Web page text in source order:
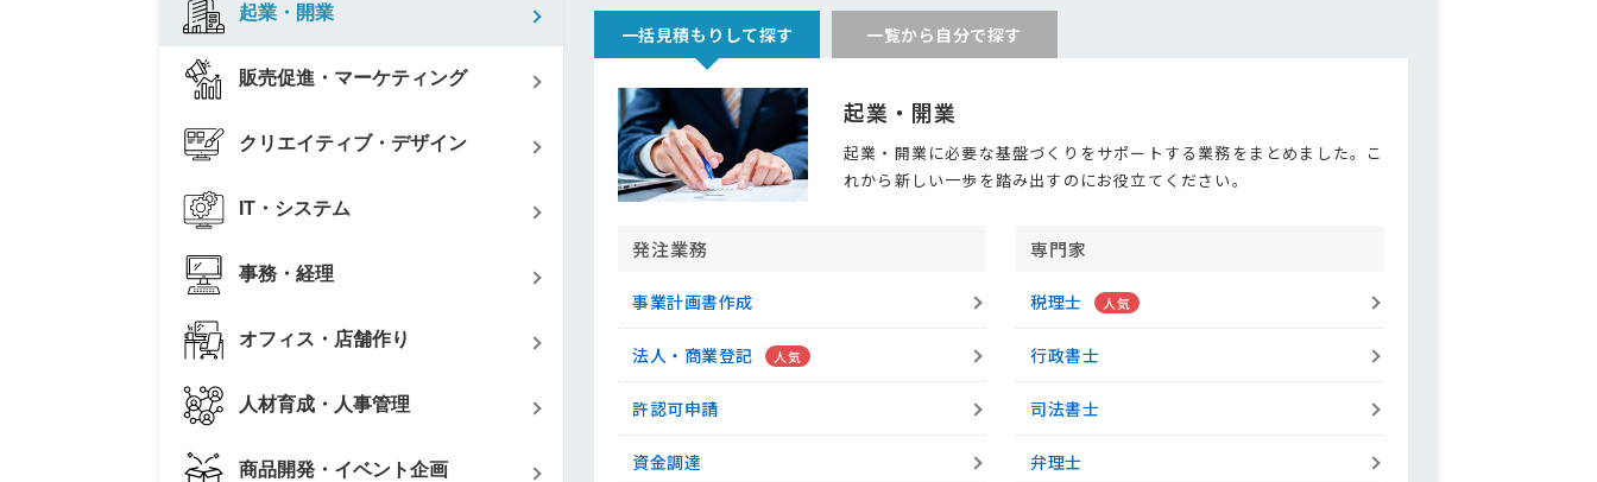
マネージャー層向けに1日で完結で
きる研修プログラムを探している
た動画を作りたい
製造業での実績が多いホームページ
制作会社を探している
起業・開業
販売促進・マーケティング
クリエイティブ・デザイン
IT・システム
事務・経理
オフィス・店舗作り
人材育成・人事管理
商品開発・イベント企画
一括見積もりして探す 一覧から自分で探す
起業・開業
起業・開業に必要な基盤づくりをサポートする業務をまとめました。こ
れから新しい一歩を踏み出すのにお役立てください。
発注業務
事業計画書作成
法人・商業登記
許認可申請
資金調達
専門家
税理士
行政書士
司法書士
弁理士